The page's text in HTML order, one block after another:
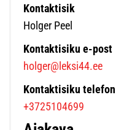
Kontaktisik
Holger Peel
Kontaktisiku e-post
holger@leksi44.ee
Kontaktisiku telefon
+3725104699